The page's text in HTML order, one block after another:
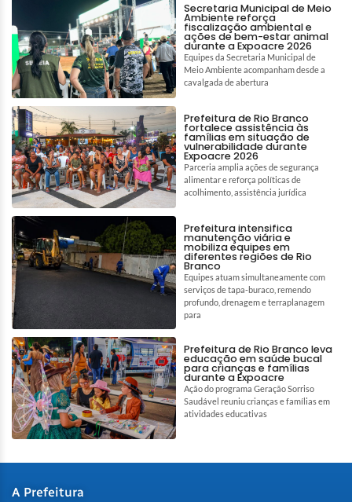
Secretaria Municipal de Meio
Ambiente reforça
fiscalização ambiental e
ações de bem-estar animal
durante a Expoacre 2026
Equipes da Secretaria Municipal de
Meio Ambiente acompanham desde a
cavalgada de abertura
Prefeitura de Rio Branco
fortalece assistência às
famílias em situação de
vulnerabilidade durante
Expoacre 2026
Parceria amplia ações de segurança
alimentar e reforça políticas de
acolhimento, assistência jurídica
Prefeitura intensifica
manutenção viária e
mobiliza equipes em
diferentes regiões de Rio
Branco
Equipes atuam simultaneamente com
serviços de tapa-buraco, remendo
profundo, drenagem e terraplanagem
para
Prefeitura de Rio Branco leva
educação em saúde bucal
para crianças e famílias
durante a Expoacre
Ação do programa Geração Sorriso
Saudável reuniu crianças e famílias em
atividades educativas
A Prefeitura